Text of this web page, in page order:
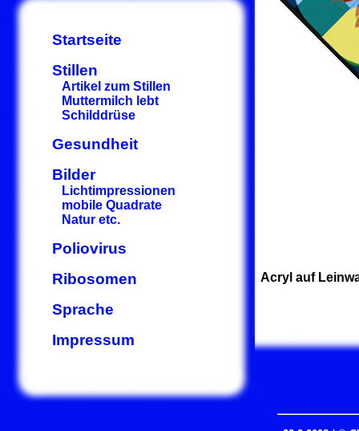
Startseite
Stillen
Artikel zum Stillen
Muttermilch lebt
Schilddrüse
Gesundheit
Bilder
Lichtimpressionen
mobile Quadrate
Natur etc.
Poliovirus
Ribosomen
Sprache
Impressum
Acryl auf